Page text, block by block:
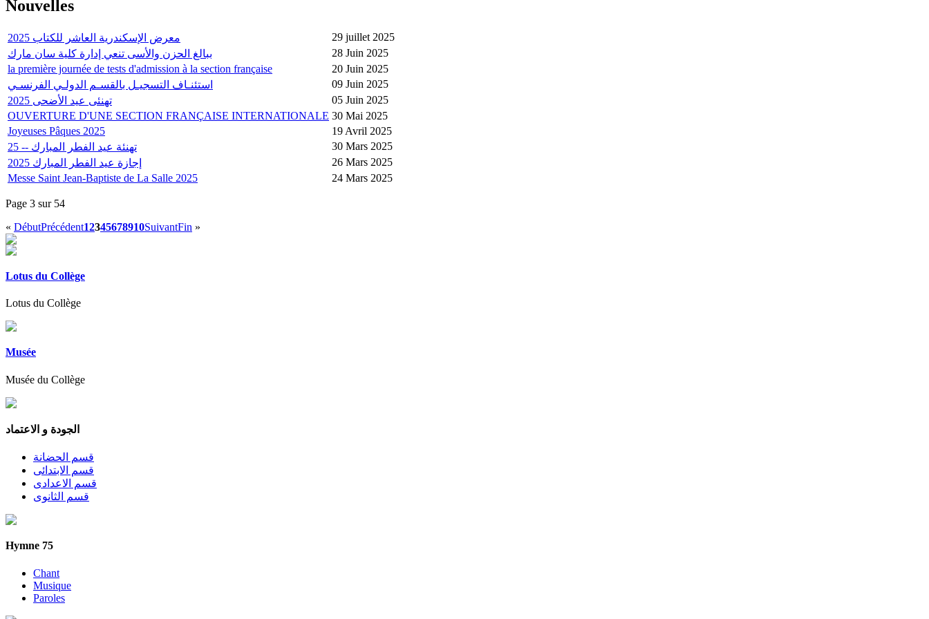
Nouvelles
2025 معرض الإسكندرية العاشر للكتاب
29 juillet 2025
ببالغ الحزن والأسى تنعي إدارة كلية سان مارك
28 Juin 2025
la première journée de tests d'admission à la section française
20 Juin 2025
استئنـاف التسجيـل بالقسـم الدولـي الفرنسـي
09 Juin 2025
تهنئى عيد الأضحى 2025
05 Juin 2025
OUVERTURE D'UNE SECTION FRANÇAISE INTERNATIONALE 30 Mai 2025
Joyeuses Pâques 2025
19 Avril 2025
تهنئة عيد الفطر المبارك -- 25
30 Mars 2025
إجازة عيد الفطر المبارك 2025
26 Mars 2025
Messe Saint Jean-Baptiste de La Salle 2025
24 Mars 2025
Page 3 sur 54
« DébutPrécédent12345678910SuivantFin »
Lotus du Collège
Lotus du Collège
Musée
Musée du Collège
الجودة و الاعتماد
قسم الحضانة
قسم الابتدائى
قسم الاعدادى
قسم الثانوى
Hymne 75
Chant
Musique
Paroles